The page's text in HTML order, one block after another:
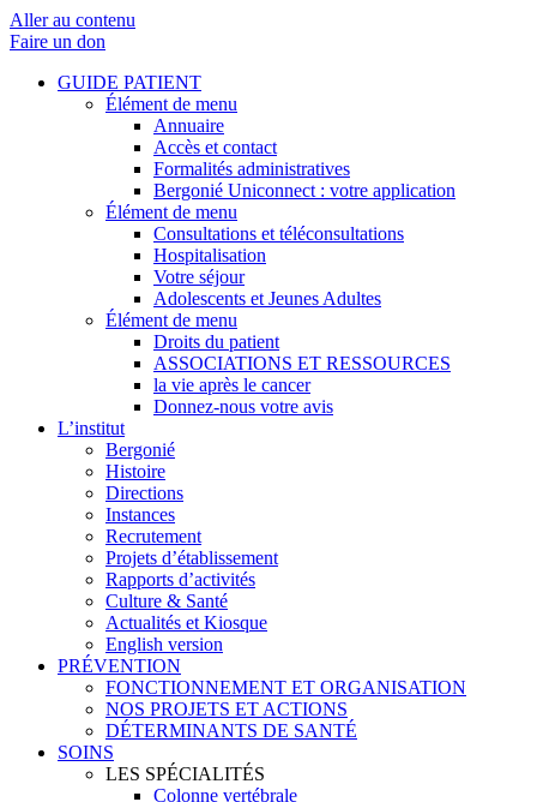
Aller au contenu
Faire un don
GUIDE PATIENT
Élément de menu
Annuaire
Accès et contact
Formalités administratives
Bergonié Uniconnect : votre application
Élément de menu
Consultations et téléconsultations
Hospitalisation
Votre séjour
Adolescents et Jeunes Adultes
Élément de menu
Droits du patient
ASSOCIATIONS ET RESSOURCES
la vie après le cancer
Donnez-nous votre avis
L’institut
Bergonié
Histoire
Directions
Instances
Recrutement
Projets d’établissement
Rapports d’activités
Culture & Santé
Actualités et Kiosque
English version
PRÉVENTION
FONCTIONNEMENT ET ORGANISATION
NOS PROJETS ET ACTIONS
DÉTERMINANTS DE SANTÉ
SOINS
LES SPÉCIALITÉS
Colonne vertébrale